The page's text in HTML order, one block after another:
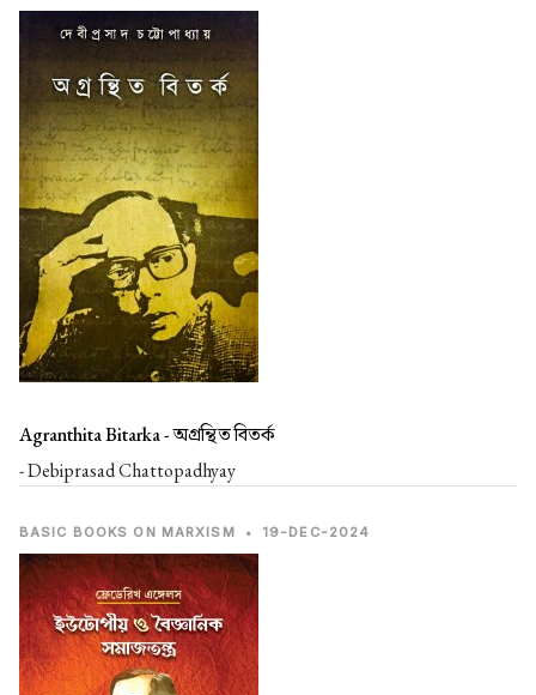
Agranthita Bitarka -অগ্রন্থিত বিতর্ক
- Debiprasad Chattopadhyay
BASIC BOOKS ON MARXISM • 19-DEC-2024